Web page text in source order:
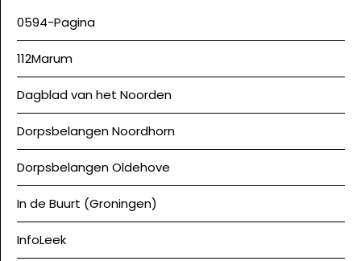
0594-Pagina
112Marum
Dagblad van het Noorden
Dorpsbelangen Noordhorn
Dorpsbelangen Oldehove
In de Buurt (Groningen)
InfoLeek